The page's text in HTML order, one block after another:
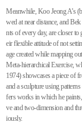
Meanwhile, Koo Jeong A’s
wed at near distance, and
nts of every day, are closer
eir flexible attitude of not
age created while mapping
Meta-hierarchical Exercise,
1974) showcases a piece of
and a sculpture using
fers works in which he
ve and two-dimension and
iously.